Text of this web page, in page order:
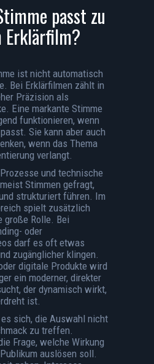
passt zu
Erklärfilm?
ist nicht automatisch
Bei Erklärfilmen zählt in
Präzision als
Eine markante Stimme
funktionieren, wenn
Sie kann aber auch
wenn das Thema
verlangt.
und technische
Stimmen gefragt,
strukturiert führen. Im
spielt zusätzlich
große Rolle. Bei
oder
darf es oft etwas
zugänglicher klingen.
digitale Produkte wird
ein moderner, direkter
der dynamisch wirkt,
ist.
sich, die Auswahl nicht
zu treffen.
Frage, welche Wirkung
auslösen soll.